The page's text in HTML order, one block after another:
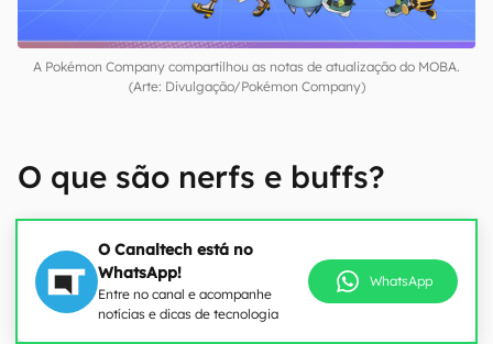
A Pokémon Company compartilhou as notas de atualização do MOBA.
(Arte: Divulgação/Pokémon Company)
O que são nerfs e buffs?
O Canaltech está no
WhatsApp!
Entre no canal e acompanhe
notícias e dicas de tecnologia
WhatsApp